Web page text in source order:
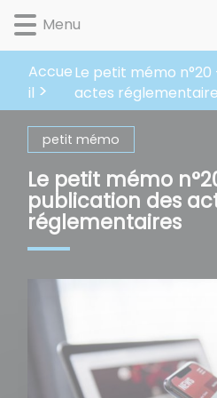
Lien
d'accès
rapide
menu
Lien
d'accès
rapide
contenu
principal
Lien
d'accès
rapide
recherche
Lien
d'accès
rapide
pied
de
page
Menu
Accue
il
Le petit mémo
actes
petit mémo
Le petit mémo
publication des
réglementaires